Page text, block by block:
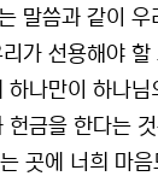
말씀과 같이
가 선용해야
나만이 하나
금을 한다는
곳에 너희 마